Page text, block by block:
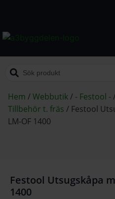
Hem /Webbutik/ - Festool -
Tillbehör t. fräs / Festool
LM-OF 1400
Festool Utsugskåpa
1400